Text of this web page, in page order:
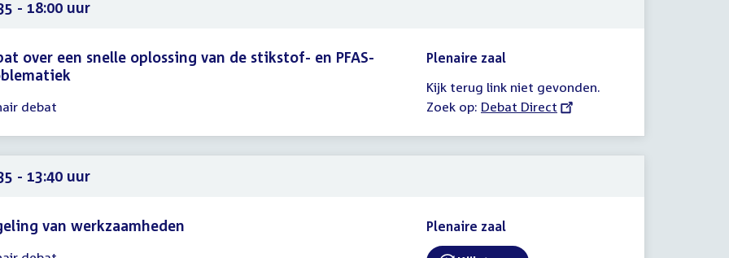
- 18:00 uur
over een snelle oplossing van de stikstof- en PFAS-
debat
Plenaire zaal
Kijk terug link niet gevonden.
Zoek op: External
Debat Direct
- 13:40 uur
van werkzaamheden Plenaire zaal